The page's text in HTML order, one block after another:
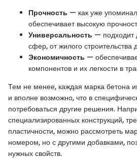
Прочность — как уже
обеспечивает высокую
Универсальность — подходит
сфер, от жилого
Экономичность —
компонентов и их легкости в
Тем не менее, каждая марка бетона
и вполне возможно, что в
потребоваться другие решения.
специализированных конструкций,
пластичности, можно рассмотреть
номером, но с другими добавками,
нужных свойств.